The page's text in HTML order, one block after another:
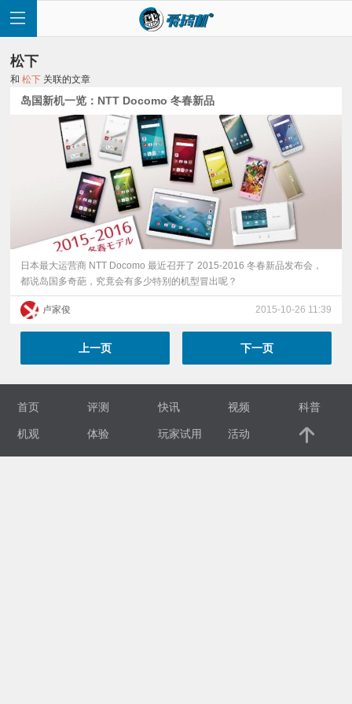
讯
评
频
科
松下
和松下 关联的文章
岛国新机一览：NTT Docomo 冬春新品
日本最大运营商 NTT Docomo 最近召开了 2015-2016 冬春新品发布会，
都说岛国多奇葩，究竟会有多少特别的机型冒出呢？
卢家俊 2015-10-26 11:39
上一页 下一页
首页 评测 快讯 视频 科普
机观 体验 玩家试用 活动